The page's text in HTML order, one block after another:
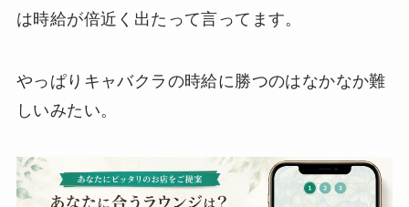
は時給が倍近く出たって言ってます。
やっぱりキャバクラの時給に勝つのはなかなか難
しいみたい。